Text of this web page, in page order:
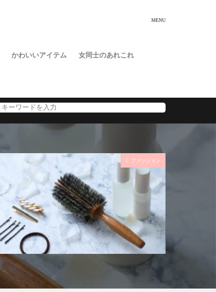
かわいいアイテム 女同士のあれこれ
ファッション